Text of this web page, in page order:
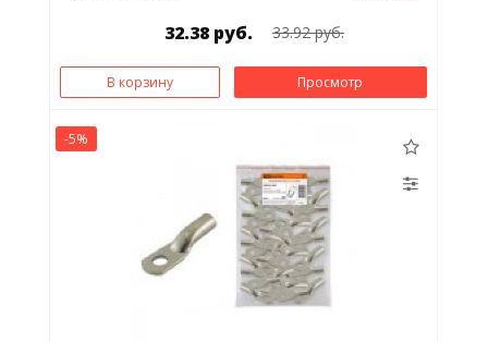
32.38 руб. 33.92 руб.
В корзину Просмотр
-5%